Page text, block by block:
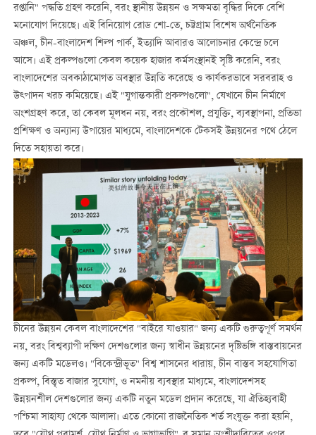
রপ্তানি" পদ্ধতি গ্রহণ করেনি, বরং স্থানীয় উন্নয়ন ও সক্ষমতা বৃদ্ধির দিকে বেশি
মনোযোগ দিয়েছে। এই বিনিয়োগ রোড শো-তে, চট্টগ্রাম বিশেষ অর্থনৈতিক
অঞ্চল, চীন-বাংলাদেশ শিল্প পার্ক, ইত্যাদি আবারও আলোচনার কেন্দ্রে চলে
আসে। এই প্রকল্পগুলো কেবল কয়েক হাজার কর্মসংস্থানই সৃষ্টি করেনি, বরং
বাংলাদেশের অবকাঠামোগত অবস্থার উন্নতি করেছে ও কার্যকরভাবে সরবরাহ ও
উত্পাদন খরচ কমিয়েছে। এই "যুগান্তকারী প্রকল্পগুলো", যেখানে চীন নির্মাণে
অংশগ্রহণ করে, তা কেবল মূলধন নয়, বরং প্রকৌশল, প্রযুক্তি, ব্যবস্থাপনা, প্রতিভা
প্রশিক্ষণ ও অন্যান্য উপায়ের মাধ্যমে, বাংলাদেশকে টেকসই উন্নয়নের পথে ঠেলে
দিতে সহায়তা করে।
চীনের উন্নয়ন কেবল বাংলাদেশের "বাইরে যাওয়ার" জন্য একটি গুরুত্বপূর্ণ সমর্থন
নয়, বরং বিশ্বব্যাপী দক্ষিণ দেশগুলোর জন্য স্বাধীন উন্নয়নের দৃষ্টিভঙ্গি বাস্তবায়নের
জন্য একটি মডেলও। "বিকেন্দ্রীভূত" বিশ্ব শাসনের ধারায়, চীন বাস্তব সহযোগিতা
প্রকল্প, বিস্তৃত বাজার সুযোগ, ও নমনীয় ব্যবস্থার মাধ্যমে, বাংলাদেশসহ
উন্নয়নশীল দেশগুলোর জন্য একটি নতুন মডেল প্রদান করেছে, যা ঐতিহ্যবাহী
পশ্চিমা সাহায্য থেকে আলাদা। এতে কোনো রাজনৈতিক শর্ত সংযুক্ত করা হয়নি,